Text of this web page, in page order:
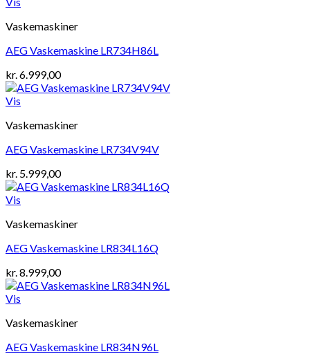
Vaskemaskiner
AEG Vaskemaskine LR734H86L
kr.6.999,00
Vis
Vaskemaskiner
AEG Vaskemaskine LR734V94V
kr. 5.999,00
Vis
Vaskemaskiner
AEG Vaskemaskine LR834L16Q
kr.8.999,00
Vis
Vaskemaskiner
AEG Vaskemaskine LR834N96L